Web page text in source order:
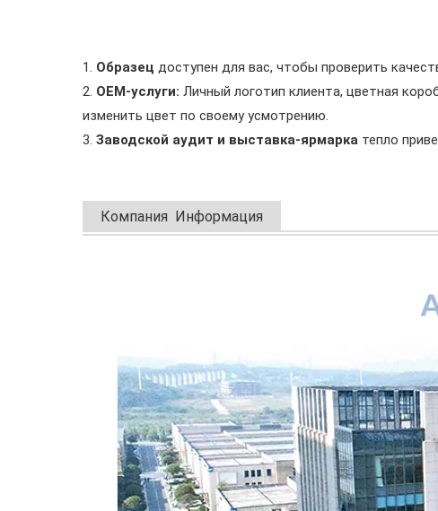
1. Образец доступен для вас, чтобы проверить
2. OEM-услуги: Личный логотип клиента, цветная
изменить цвет по своему усмотрению.
3. Заводской аудит и выставка-ярмарка тепло
Компания Информация